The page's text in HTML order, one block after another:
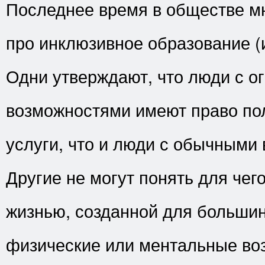
Последнее время в обществе
про инклюзивное образование
Одни утверждают, что люди с
возможностями имеют право
услуги, что и люди с обычными
Другие не могут понять для
жизнью, созданной для
физические или ментальные